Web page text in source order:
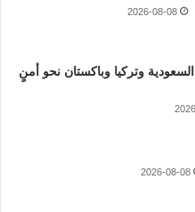
2026-08-08
وتركيا وباكستان نحو أمنٍ
2026-08-08